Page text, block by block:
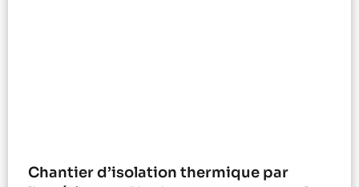
Chantier d’isolation thermique par